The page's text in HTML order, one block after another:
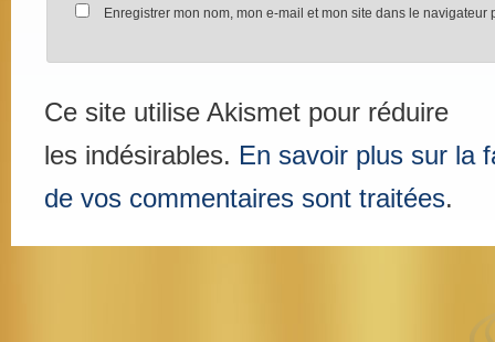
Enregistrer mon nom, mon e-mail et mon site dans le
Ce site utilise Akismet pour réduire
les indésirables. En savoir plus sur la
de vos commentaires sont traitées.